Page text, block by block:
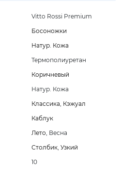
Vitto Rossi Premium
Босоножки
Натур. Кожа
Термополиуретан
Коричневый
Натур. Кожа
Классика, Кэжуал
Каблук
Лето, Весна
Столбик, Узкий
10